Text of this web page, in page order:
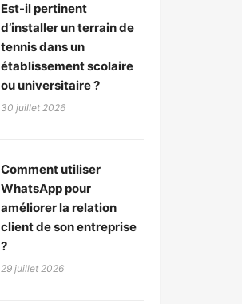
Est-il pertinent
d’installer un terrain de
tennis dans un
établissement scolaire
ou universitaire ?
30 juillet 2026
Comment utiliser
WhatsApp pour
améliorer la relation
client de son entreprise
?
29 juillet 2026